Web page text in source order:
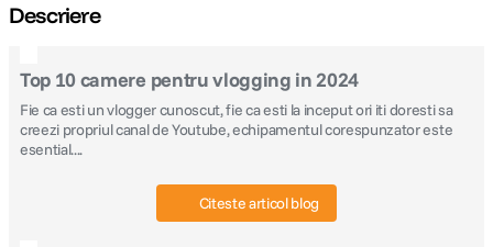
Descriere
Top 10 camere pentru vlogging in 2024
Fie ca esti un vlogger cunoscut, fie ca esti la inceput ori iti doresti sa
creezi propriul canal de Youtube, echipamentul corespunzator este
esential....
Citeste articol blog